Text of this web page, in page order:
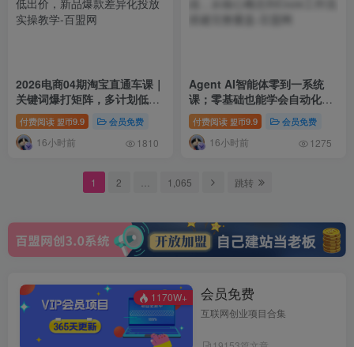
2026电商04期淘宝直通车课｜
关键词爆打矩阵，多计划低出
价，新品爆款差异化投放实操
教学
付费阅读 盟币9.9 会员免费
16小时前 1810
Agent AI智能体零到一系统
课；零基础也能学会自动化实
战，从核心概念到Coze工作流
搭建完整覆盖
付费阅读 盟币9.9 会员免费
16小时前 1275
1 2 1,065 跳转
1170W+ 会员免费
互联网创业项目合集